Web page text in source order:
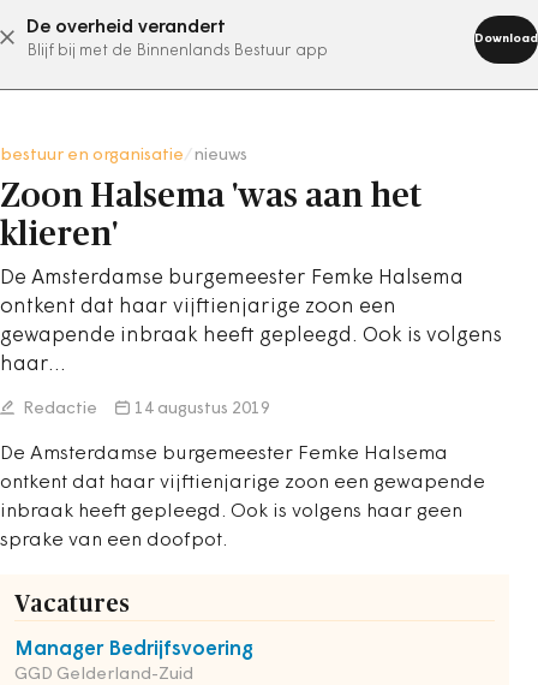
De overheid verandert
Blijf bij met de Binnenlands Bestuur app
Download
abonneer nu
bestuur en organisatie nieuws
Zoon Halsema 'was aan het
klieren'
De Amsterdamse burgemeester Femke Halsema
ontkent dat haar vijftienjarige zoon een
gewapende inbraak heeft gepleegd. Ook is volgens
haar…
Redactie 14 augustus 2019
De Amsterdamse burgemeester Femke Halsema
ontkent dat haar vijftienjarige zoon een gewapende
inbraak heeft gepleegd. Ook is volgens haar geen
sprake van een doofpot.
Vacatures
Manager Bedrijfsvoering
GGD Gelderland-Zuid